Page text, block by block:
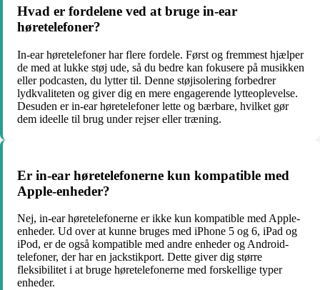
Hvad er fordelene ved at bruge in-ear
høretelefoner?
In-ear høretelefoner har flere fordele. Først og fremmest hjælper
de med at lukke støj ude, så du bedre kan fokusere på musikken
eller podcasten, du lytter til. Denne støjisolering forbedrer
lydkvaliteten og giver dig en mere engagerende lytteoplevelse.
Desuden er in-ear høretelefoner lette og bærbare, hvilket gør
dem ideelle til brug under rejser eller træning.
Er in-ear høretelefonerne kun kompatible med
Apple-enheder?
Nej, in-ear høretelefonerne er ikke kun kompatible med Apple-
enheder. Ud over at kunne bruges med iPhone 5 og 6, iPad og
iPod, er de også kompatible med andre enheder og Android-
telefoner, der har en jackstikport. Dette giver dig større
fleksibilitet i at bruge høretelefonerne med forskellige typer
enheder.